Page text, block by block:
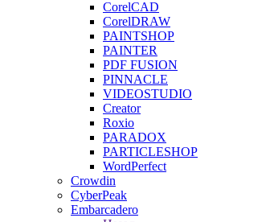
CorelCAD
CorelDRAW
PAINTSHOP
PAINTER
PDF FUSION
PINNACLE
VIDEOSTUDIO
Creator
Roxio
PARADOX
PARTICLESHOP
WordPerfect
Crowdin
CyberPeak
Embarcadero